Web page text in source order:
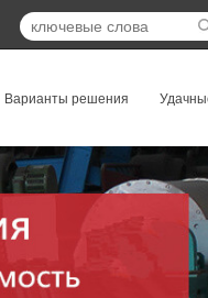
Варианты решения